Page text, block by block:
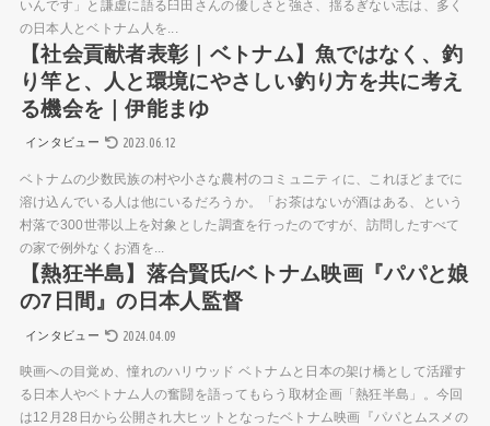
いんです」と謙虚に語る臼田さんの優しさと強さ、揺るぎない志は、多く
の日本人とベトナム人を...
【社会貢献者表彰｜ベトナム】魚ではなく、釣
り竿と、人と環境にやさしい釣り方を共に考え
る機会を｜伊能まゆ
インタビュー 2023.06.12
ベトナムの少数民族の村や小さな農村のコミュニティに、これほどまでに
溶け込んでいる人は他にいるだろうか。「お茶はないが酒はある、という
村落で300世帯以上を対象とした調査を行ったのですが、訪問したすべて
の家で例外なくお酒を...
【熱狂半島】落合賢氏/ベトナム映画『パパと娘
の7日間』の日本人監督
インタビュー 2024.04.09
映画への目覚め、憧れのハリウッド ベトナムと日本の架け橋として活躍す
る日本人やベトナム人の奮闘を語ってもらう取材企画「熱狂半島」。今回
は12月28日から公開され大ヒットとなったベトナム映画『パパとムスメの